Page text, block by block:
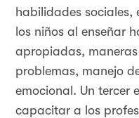
habilidades sociales,
los niños al enseñar
apropiadas,
problemas, manejo
emocional. Un tercer
capacitar a los